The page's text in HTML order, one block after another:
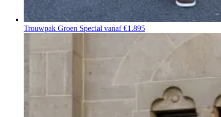
Trouwpak Groen Special vanaf €1.895